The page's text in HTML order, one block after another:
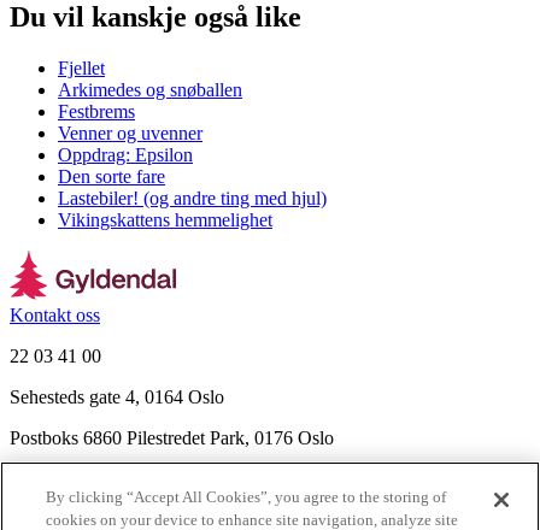
Du vil kanskje også like
Fjellet
Arkimedes og snøballen
Festbrems
Venner og uvenner
Oppdrag: Epsilon
Den sorte fare
Lastebiler! (og andre ting med hjul)
Vikingskattens hemmelighet
Kontakt oss
22 03 41 00
Sehesteds gate 4, 0164 Oslo
Postboks 6860 Pilestredet Park, 0176 Oslo
Nyhetsbrev
By clicking “Accept All Cookies”, you agree to the storing of
cookies on your device to enhance site navigation, analyze site